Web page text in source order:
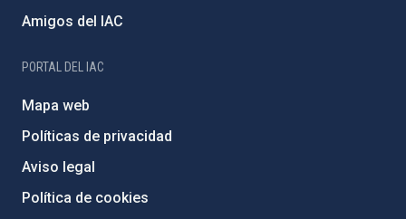
Amigos del IAC
PORTAL DEL IAC
Mapa web
Políticas de privacidad
Aviso legal
Política de cookies